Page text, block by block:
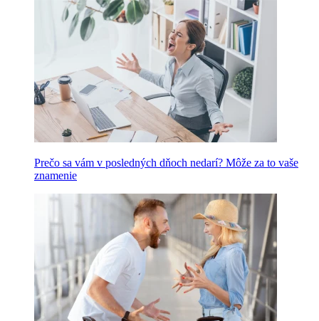
Prečo sa vám v posledných dňoch nedarí? Môže za to vaše
znamenie